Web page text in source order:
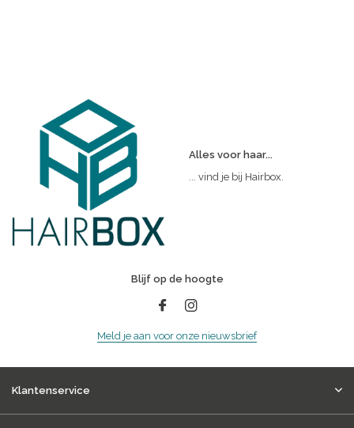
Alles voor haar...
... vind je bij Hairbox.
Blijf op de hoogte
Meld je aan voor onze nieuwsbrief
Klantenservice